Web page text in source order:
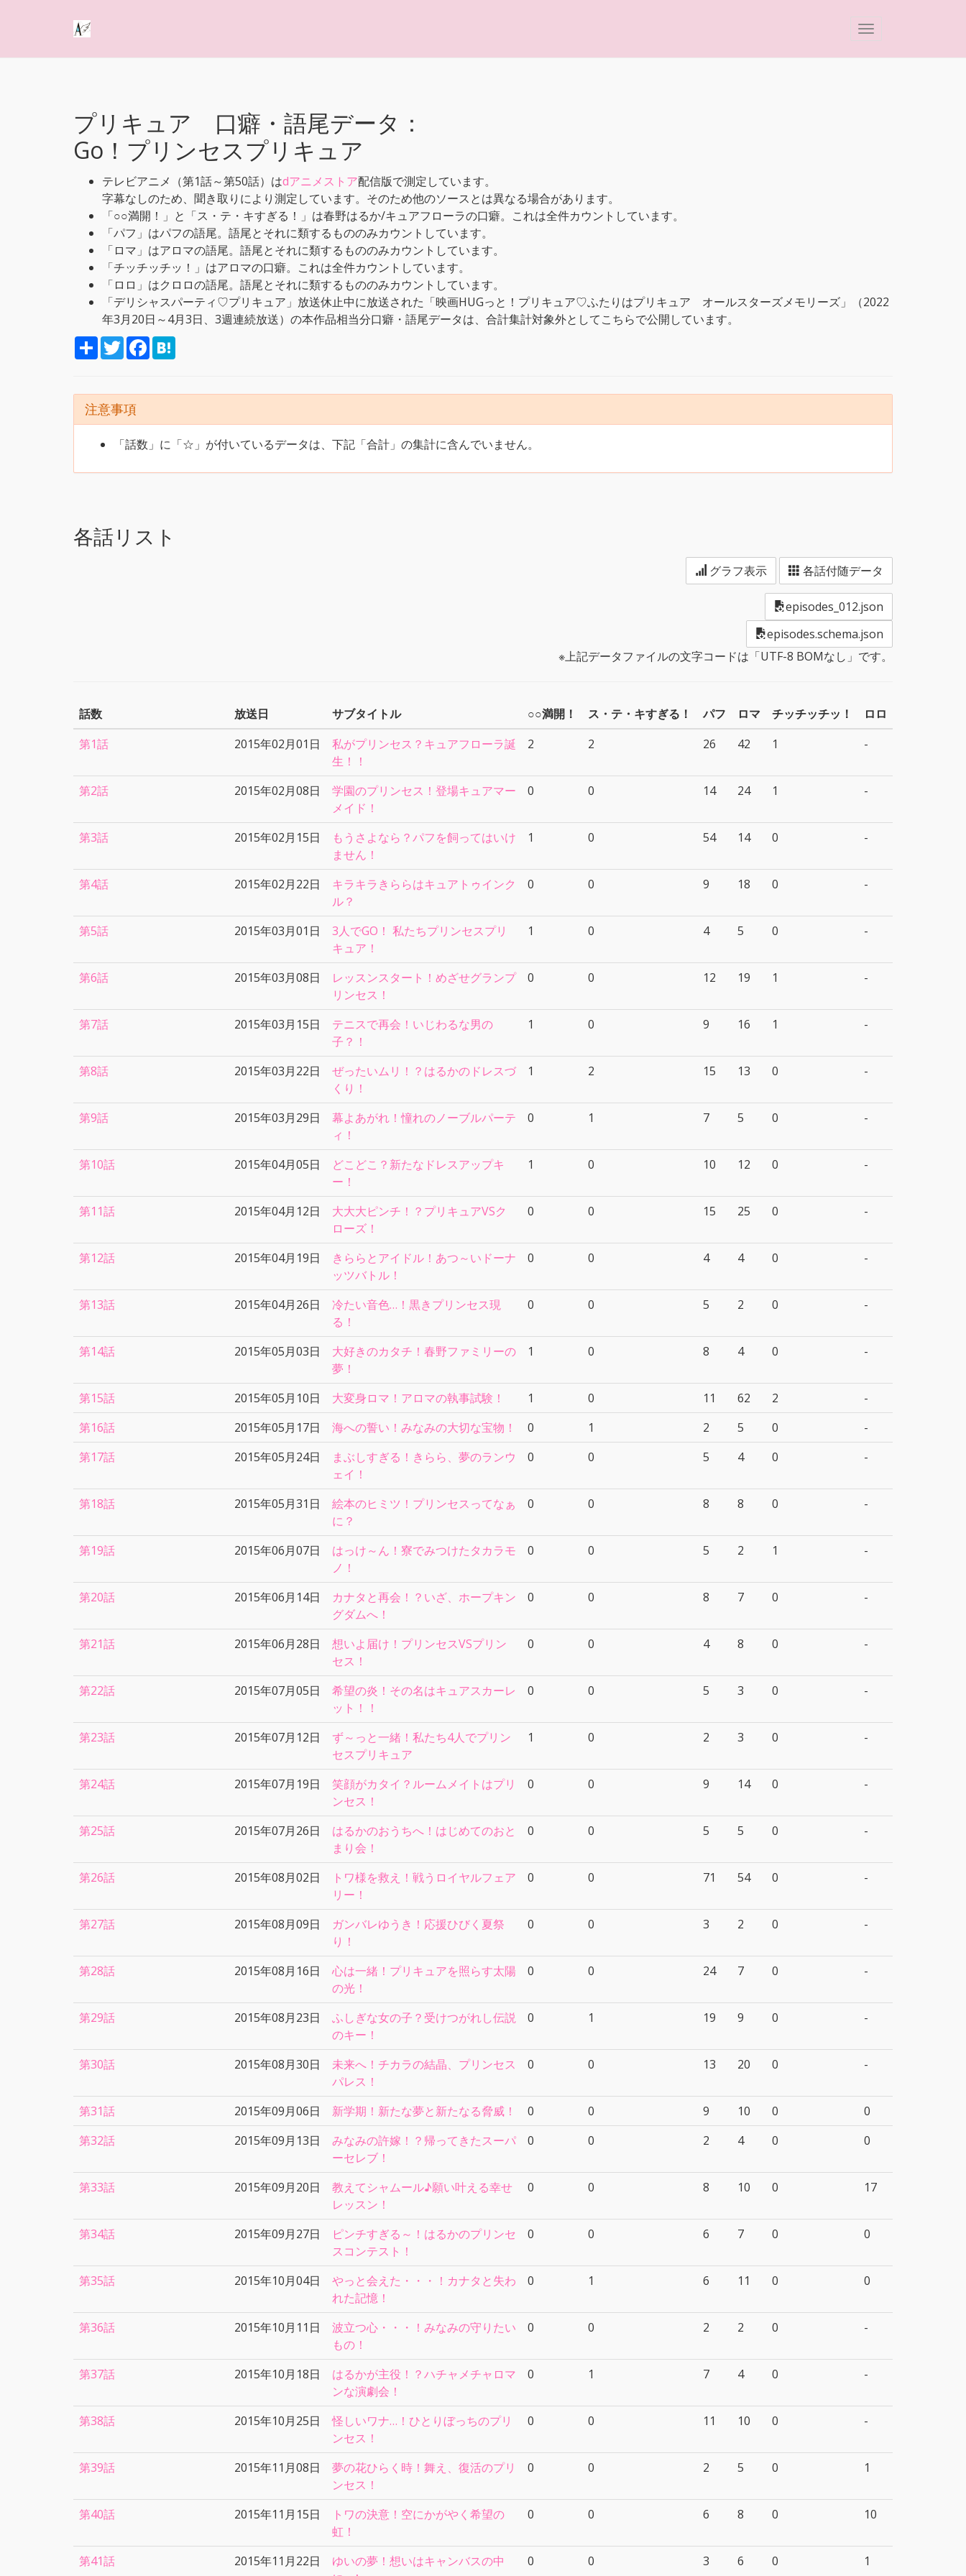
プリキュア 口癖・語尾データ：
Go！プリンセスプリキュア
テレビアニメ（第1話～第50話）はdアニメストア配信版で測定しています。
字幕なしのため、聞き取りにより測定しています。そのため他のソースとは異なる場合があります。
「○○満開！」と「ス・テ・キすぎる！」は春野はるか/キュアフローラの口癖。これは全件カウントしています。
「パフ」はパフの語尾。語尾とそれに類するもののみカウントしています。
「ロマ」はアロマの語尾。語尾とそれに類するもののみカウントしています。
「チッチッチッ！」はアロマの口癖。これは全件カウントしています。
「ロロ」はクロロの語尾。語尾とそれに類するもののみカウントしています。
「デリシャスパーティ♡プリキュア」放送休止中に放送された「映画HUGっと！プリキュア♡ふたりはプリキュア オールスターズメモリーズ」（2022
年3月20日～4月3日、3週連続放送）の本作品相当分口癖・語尾データは、合計集計対象外としてこちらで公開しています。
S
h
T
w
e
r
F
a
o
k
a
注意事項
「話数」に「☆」が付いているデータは、下記「合計」の集計に含んでいません。
各話リスト
グラフ表示 各話付随データ
episodes_012.json
episodes.schema.json
※上記データファイルの文字コードは「UTF-8 BOMなし」です。
話数 放送日 サブタイトル ○○満開！ ス・テ・キすぎる！ パフ ロマ チッチッチッ！
ロロ
第1話
2015年02月01日
私がプリンセス？キュアフローラ誕
生！！
2 2 26 42 1 -
第2話 2015年02月08日
学園のプリンセス！登場キュアマー
メイド！
0 0 14 24 1 -
第3話 2015年02月15日
もうさよなら？パフを飼ってはいけ
ません！
1 0 54 14 0 -
第4話 2015年02月22日
キラキラきららはキュアトゥインク
ル？
0 0 9 18 0 -
第5話 2015年03月01日
3人でGO！ 私たちプリンセスプリ
キュア！
1 0 4 5 0 -
第6話 2015年03月08日
レッスンスタート！めざせグランプ
リンセス！
0 0 12 19 1 -
第7話 2015年03月15日
テニスで再会！いじわるな男の
子？！
1 0 9 16 1 -
第8話 2015年03月22日
ぜったいムリ！？はるかのドレスづ
くり！
1 2 15 13 0 -
第9話 2015年03月29日
幕よあがれ！憧れのノーブルパーテ
ィ！
0 1 7 5 0 -
第10話 2015年04月05日
どこどこ？新たなドレスアップキ
ー！
1 0 10 12 0 -
第11話 2015年04月12日
大大大ピンチ！？プリキュアVSク
ローズ！
0 0 15 25 0 -
第12話 2015年04月19日
きららとアイドル！あつ～いドーナ
ッツバトル！
0 0 4 4 0 -
第13話 2015年04月26日
冷たい音色…！黒きプリンセス現
る！
0 0 5 2 0 -
第14話 2015年05月03日
大好きのカタチ！春野ファミリーの
夢！
1 0 8 4 0 -
第15話 2015年05月10日 大変身ロマ！アロマの執事試験！ 1 0 11 62 2
-
第16話
2015年05月17日 海への誓い！みなみの大切な宝物！ 0 1 2 5 0
-
第17話
2015年05月24日
まぶしすぎる！きらら、夢のランウ
ェイ！
0 0 5 4 0 -
第18話 2015年05月31日
絵本のヒミツ！プリンセスってなぁ
に？
0 0 8 8 0 -
第19話 2015年06月07日
はっけ～ん！寮でみつけたタカラモ
ノ！
0 0 5 2 1 -
第20話 2015年06月14日
カナタと再会！？いざ、ホープキン
グダムへ！
0 0 8 7 0 -
第21話 2015年06月28日
想いよ届け！プリンセスVSプリン
セス！
0 0 4 8 0 -
第22話 2015年07月05日
希望の炎！その名はキュアスカーレ
ット！！
0 0 5 3 0 -
第23話 2015年07月12日
ず～っと一緒！私たち4人でプリン
セスプリキュア
1 0 2 3 0 -
第24話 2015年07月19日
笑顔がカタイ？ルームメイトはプリ
ンセス！
0 0 9 14 0 -
第25話 2015年07月26日
はるかのおうちへ！はじめてのおと
まり会！
0 0 5 5 0 -
第26話 2015年08月02日
トワ様を救え！戦うロイヤルフェア
リー！
0 0 71 54 0 -
第27話 2015年08月09日
ガンバレゆうき！応援ひびく夏祭
り！
0 0 3 2 0 -
第28話 2015年08月16日
心は一緒！プリキュアを照らす太陽
の光！
0 0 24 7 0 -
第29話 2015年08月23日
ふしぎな女の子？受けつがれし伝説
のキー！
0 1 19 9 0 -
第30話 2015年08月30日
未来へ！チカラの結晶、プリンセス
パレス！
0 0 13 20 0 -
第31話 2015年09月06日 新学期！新たな夢と新たなる脅威！ 0 0 9 10 0
0
第32話
2015年09月13日
みなみの許嫁！？帰ってきたスーパ
ーセレブ！
0 0 2 4 0 0
第33話 2015年09月20日
教えてシャムール♪願い叶える幸せ
レッスン！
0 0 8 10 0 17
第34話 2015年09月27日
ピンチすぎる～！はるかのプリンセ
スコンテスト！
0 0 6 7 0 0
第35話 2015年10月04日
やっと会えた・・・！カナタと失わ
れた記憶！
0 1 6 11 0 0
第36話 2015年10月11日
波立つ心・・・！みなみの守りたい
もの！
0 0 2 2 0 -
第37話 2015年10月18日
はるかが主役！？ハチャメチャロマ
ンな演劇会！
0 1 7 4 0 -
第38話 2015年10月25日
怪しいワナ…！ひとりぼっちのプリ
ンセス！
0 0 11 10 0 -
第39話 2015年11月08日
夢の花ひらく時！舞え、復活のプリ
ンセス！
0 0 2 5 0 1
第40話 2015年11月15日
トワの決意！空にかがやく希望の
虹！
0 0 6 8 0 10
第41話 2015年11月22日
ゆいの夢！想いはキャンバスの中
0 0 3 6 0 1